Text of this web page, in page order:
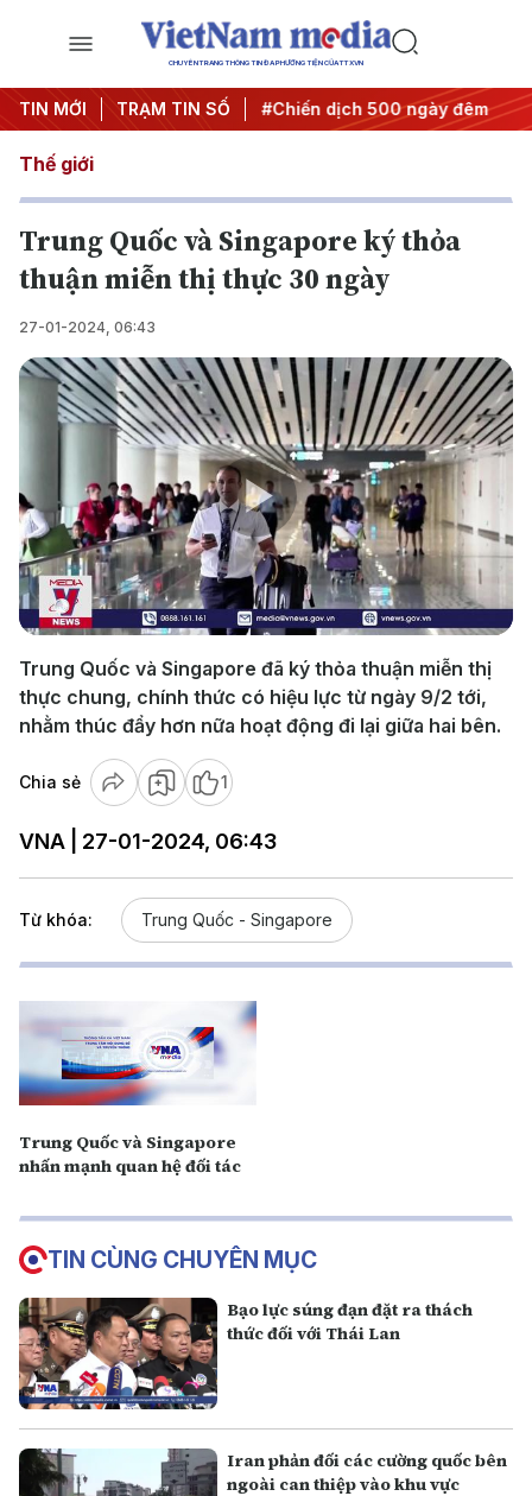
CHUYÊN TRANG THÔNG TIN ĐA PHƯƠNG TIỆN CỦA TTXVN
TIN MỚI TRẠM TIN SỐ
quyết thành hành động #Chiến dịch 500 ngày đêm
Thế giới
Trung Quốc và Singapore ký thỏa
thuận miễn thị thực 30 ngày
27-01-2024, 06:43
Play
Video
Trung Quốc và Singapore đã ký thỏa thuận miễn thị
thực chung, chính thức có hiệu lực từ ngày 9/2 tới,
nhằm thúc đẩy hơn nữa hoạt động đi lại giữa hai bên.
Chia sẻ 1
VNA | 27-01-2024, 06:43
Từ khóa: Trung Quốc - Singapore
Trung Quốc và Singapore
nhấn mạnh quan hệ đối tác
TIN CÙNG CHUYÊN MỤC
Bạo lực súng đạn đặt ra thách
thức đối với Thái Lan
Iran phản đối các cường quốc bên
ngoài can thiệp vào khu vực